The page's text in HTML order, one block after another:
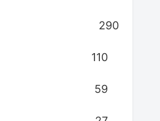
290
110
59